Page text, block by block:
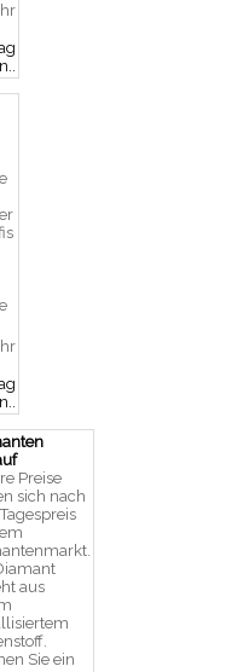
Preise
sich nach
aus
Sie ein